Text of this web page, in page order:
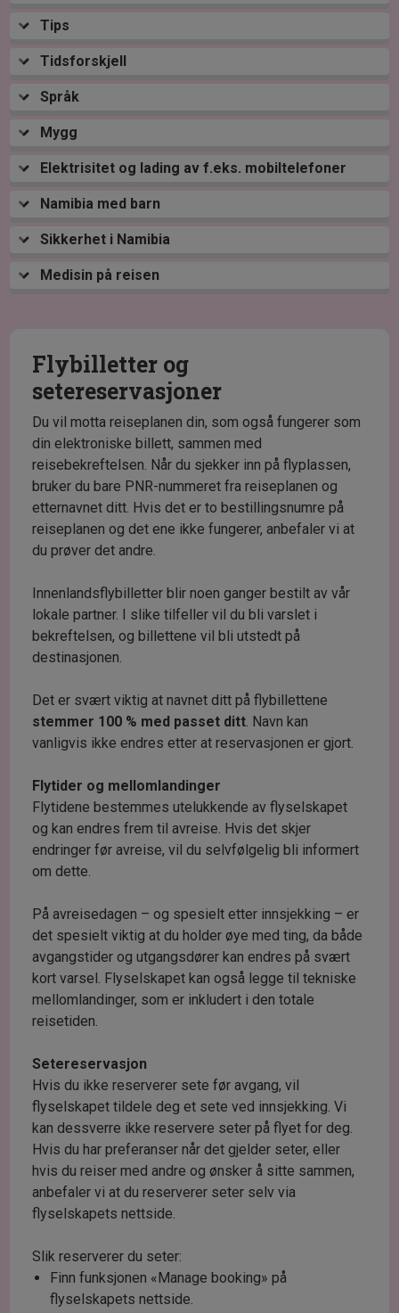
Flybilletter og
setereservasjoner
Du vil motta reiseplanen din, som også fungerer som
din elektroniske billett, sammen med
reisebekreftelsen. Når du sjekker inn på flyplassen,
bruker du bare PNR-nummeret fra reiseplanen og
etternavnet ditt. Hvis det er to bestillingsnumre på
reiseplanen og det ene ikke fungerer, anbefaler vi at
du prøver det andre.
Innenlandsflybilletter blir noen ganger bestilt av vår
lokale partner. I slike tilfeller vil du bli varslet i
bekreftelsen, og billettene vil bli utstedt på
destinasjonen.
Det er svært viktig at navnet ditt på flybillettene
stemmer 100 % med passet ditt . Navn kan
vanligvis ikke endres etter at reservasjonen er gjort.
Flytider og mellomlandinger
Flytidene bestemmes utelukkende av flyselskapet
og kan endres frem til avreise. Hvis det skjer
endringer før avreise, vil du selvfølgelig bli informert
om dette.
På avreisedagen – og spesielt etter innsjekking – er
det spesielt viktig at du holder øye med ting, da både
avgangstider og utgangsdører kan endres på svært
kort varsel. Flyselskapet kan også legge til tekniske
mellomlandinger, som er inkludert i den totale
reisetiden.
Setereservasjon
Hvis du ikke reserverer sete før avgang, vil
flyselskapet tildele deg et sete ved innsjekking. Vi
kan dessverre ikke reservere seter på flyet for deg.
Hvis du har preferanser når det gjelder seter, eller
hvis du reiser med andre og ønsker å sitte sammen,
anbefaler vi at du reserverer seter selv via
flyselskapets nettside.
Slik reserverer du seter:
Finn funksjonen «Manage booking» på
flyselskapets nettside.
Tips
Tidsforskjell
Språk
Mygg
Elektrisitet og lading av f.eks. mobiltelefoner
Namibia med barn
Sikkerhet i Namibia
Medisin på reisen